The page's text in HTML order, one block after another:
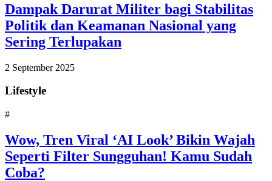
Dampak Darurat Militer bagi Stabilitas
Politik dan Keamanan Nasional yang
Sering Terlupakan
2 September 2025
Lifestyle
#
Wow, Tren Viral ‘AI Look’ Bikin Wajah
Seperti Filter Sungguhan! Kamu Sudah
Coba?